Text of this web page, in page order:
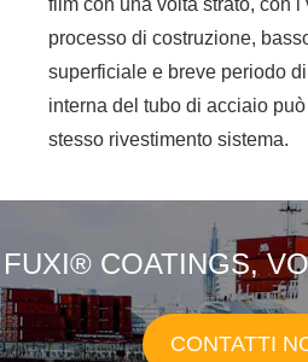
film con una volta strato, con
processo di costruzione,
superficiale e breve periodo
interna del tubo di acciaio
stesso rivestimento sistema.
FUXI® COATINGS,
CONTATTI